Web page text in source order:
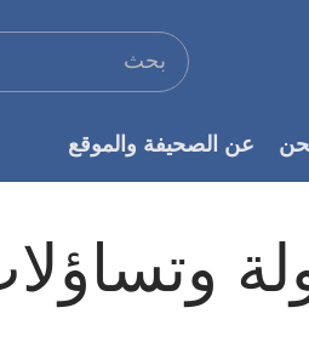
عن الصحيفة والموقع